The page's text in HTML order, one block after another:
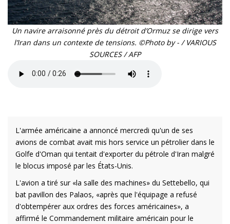
Un navire arraisonné près du détroit d’Ormuz se dirige vers
l’Iran dans un contexte de tensions. ©Photo by - / VARIOUS
SOURCES / AFP
L'armée américaine a annoncé mercredi qu'un de ses
avions de combat avait mis hors service un pétrolier dans le
Golfe d'Oman qui tentait d'exporter du pétrole d'Iran malgré
le blocus imposé par les États-Unis.
L'avion a tiré sur «la salle des machines» du Settebello, qui
bat pavillon des Palaos, «après que l'équipage a refusé
d'obtempérer aux ordres des forces américaines», a
affirmé le Commandement militaire américain pour le